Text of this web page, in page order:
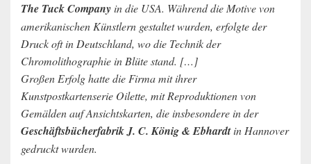
The Tuck Company in die USA. Während die Motive von
amerikanischen Künstlern gestaltet wurden, erfolgte der
Druck oft in Deutschland, wo die Technik der
Chromolithographie in Blüte stand. […]
Großen Erfolg hatte die Firma mit ihrer
Kunstpostkartenserie Oilette, mit Reproduktionen von
Gemälden auf Ansichtskarten, die insbesondere in der
Geschäftsbücherfabrik J. C. König & Ebhardtin Hannover
gedruckt wurden.